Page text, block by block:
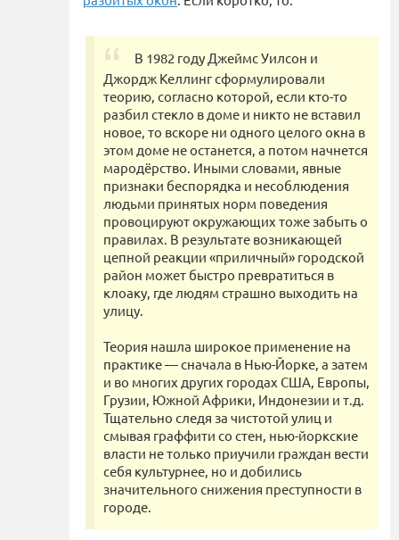
В 1982 году Джеймс Уилсон и
Джордж Келлинг сформулировали
теорию, согласно которой, если кто-то
разбил стекло в доме и никто не вставил
новое, то вскоре ни одного целого окна в
этом доме не останется, а потом начнется
мародёрство. Иными словами, явные
признаки беспорядка и несоблюдения
людьми принятых норм поведения
провоцируют окружающих тоже забыть о
правилах. В результате возникающей
цепной реакции «приличный» городской
район может быстро превратиться в
клоаку, где людям страшно выходить на
улицу.
Теория нашла широкое применение на
практике — сначала в Нью-Йорке, а затем
и во многих других городах США, Европы,
Грузии, Южной Африки, Индонезии и т.д.
Тщательно следя за чистотой улиц и
смывая граффити со стен, нью-йоркские
власти не только приучили граждан вести
себя культурнее, но и добились
значительного снижения преступности в
городе.